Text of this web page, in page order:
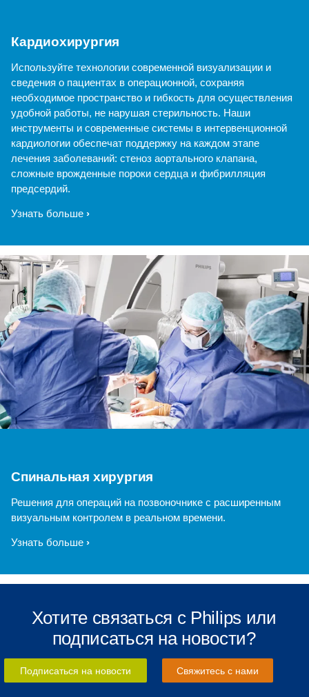
Кардиохирургия
Используйте технологии современной визуализации и
сведения о пациентах в операционной, сохраняя
необходимое пространство и гибкость для осуществления
удобной работы, не нарушая стерильность. Наши
инструменты и современные системы в интервенционной
кардиологии обеспечат поддержку на каждом этапе
лечения заболеваний: стеноз аортального клапана,
сложные врожденные пороки сердца и фибрилляция
предсердий.
Узнать больше
Спинальная хирургия
Решения для операций на позвоночнике с расширенным
визуальным контролем в реальном времени.
Узнать больше
Хотите связаться с Philips или
подписаться на новости?
Подписаться на новости Свяжитесь с нами